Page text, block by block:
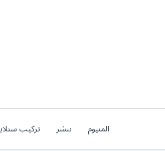
المنيوم بنشر تركيب